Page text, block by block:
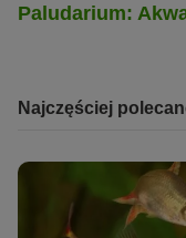
Paludarium:
Najczęściej